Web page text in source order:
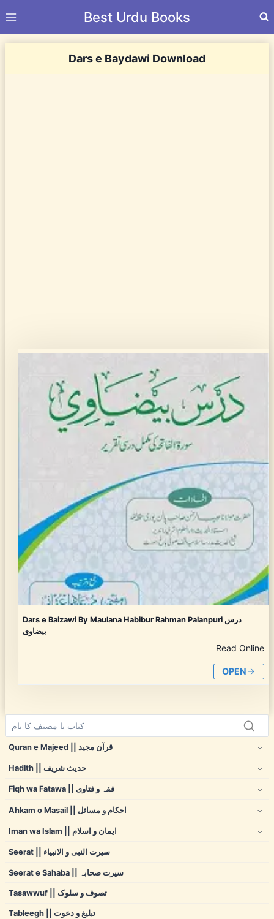
to
Best Urdu Books
Dars e Baydawi Download
Dars e Baizawi By Maulana Habibur Rahman Palanpuri درس
بیضاوی
Read Online
OPEN
Quran e Majeed || قرآن مجید
Hadith || حدیث شریف
Fiqh wa Fatawa || فقہ و فتاوی
Ahkam o Masail || احکام و مسائل
Iman wa Islam || ایمان و اسلام
Seerat || سیرت النبی و الانبیاء
Seerat e Sahaba || سیرت صحابہ
Tasawwuf || تصوف و سلوک
Tableegh || تبلیغ و دعوت